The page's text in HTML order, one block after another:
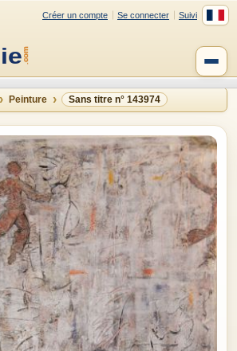
Créer un compte Se connecter Suivi
Peinture Sans titre n° 143974